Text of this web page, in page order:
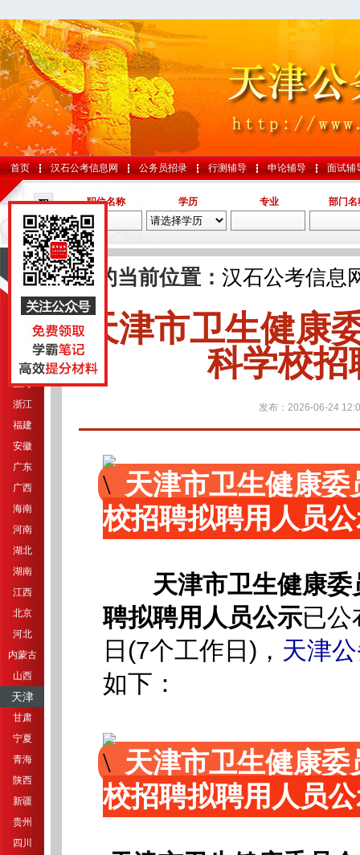
首页 汉石公考信息网 公务员招录 行测辅导 申论辅导 面试辅
职位名称 学历 专业 部门名
导航
江苏
上海
浙江
福建
安徽
广东
广西
海南
河南
湖北
湖南
江西
北京
河北
内蒙古
山西
天津
甘肃
宁夏
青海
陕西
新疆
贵州
四川
您的当前位置： 汉石公考信息
天津市卫生健康
科学校招
发布：2026-06-24
天津市卫生健康
校招聘拟聘用人员
天津市卫生健康
聘拟聘用人员公示已公
日(7个工作日)， 天津
如下：
天津市卫生健康
校招聘拟聘用人员